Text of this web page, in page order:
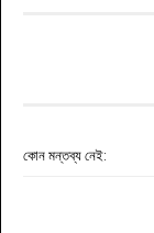
কোন মন্তব্য নেই: